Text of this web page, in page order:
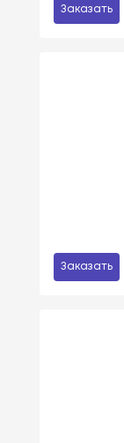
Заказать
Заказать